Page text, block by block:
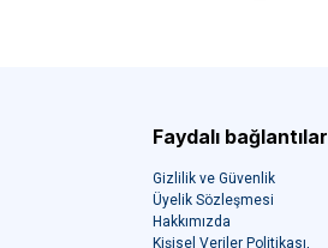
Faydalı bağlantılar
Gizlilik ve Güvenlik
Üyelik Sözleşmesi
Hakkımızda
Kişisel Veriler Politikası,